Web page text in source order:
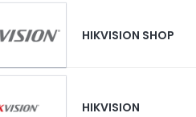
HIKVISION SHOP
HIKVISION